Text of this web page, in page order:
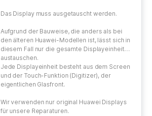
Das Display muss ausgetauscht werden.
Aufgrund der Bauweise, die anders als bei
den älteren Huawei-Modellen ist, lässt sich in
diesem Fall nur die gesamte Displayeinheit
austauschen.
Jede Displayeinheit besteht aus dem Screen
und der Touch-Funktion (Digitizer), der
eigentlichen Glasfront.
Wir verwenden nur original Huawei Displays
für unsere Reparaturen.